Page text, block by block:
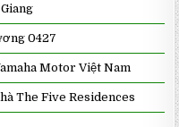
0427
Motor Việt Nam
The Five Residences